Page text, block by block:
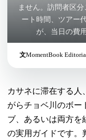
ません。訪問者区
ート時間、ツアー
が、当日の費
文MomentBook
カサネに滞在する人
がらチョベ川のボー
ブ、あるいは両方を
の実用ガイドです。